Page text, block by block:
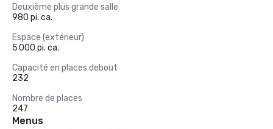
Deuxième plus grande salle
980 pi. ca.
Espace (extérieur)
5 000 pi. ca.
Capacité en places debout
232
Nombre de places
247
Menus